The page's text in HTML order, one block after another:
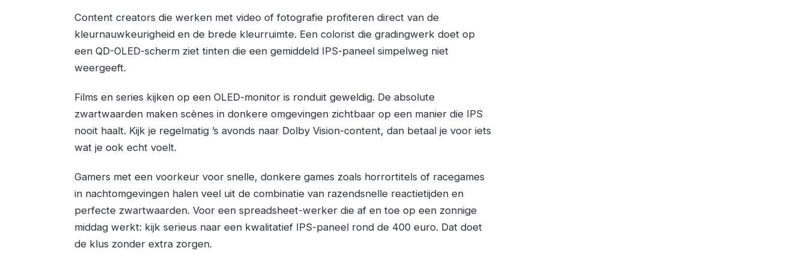
Content creators die werken met video of fotografie profiteren direct van de
kleurnauwkeurigheid en de brede kleurruimte. Een colorist die gradingwerk doet op
een QD-OLED-scherm ziet tinten die een gemiddeld IPS-paneel simpelweg niet
weergeeft.
Films en series kijken op een OLED-monitor is ronduit geweldig. De absolute
zwartwaarden maken scènes in donkere omgevingen zichtbaar op een manier die IPS
nooit haalt. Kijk je regelmatig ’s avonds naar Dolby Vision-content, dan betaal je voor iets
wat je ook echt voelt.
Gamers met een voorkeur voor snelle, donkere games zoals horrortitels of racegames
in nachtomgevingen halen veel uit de combinatie van razendsnelle reactietijden en
perfecte zwartwaarden. Voor een spreadsheet-werker die af en toe op een zonnige
middag werkt: kijk serieus naar een kwalitatief IPS-paneel rond de 400 euro. Dat doet
de klus zonder extra zorgen.